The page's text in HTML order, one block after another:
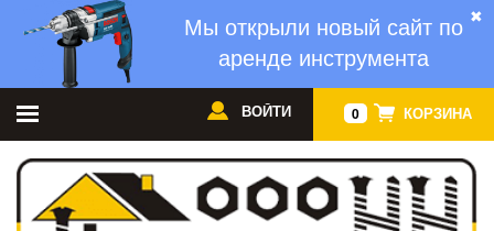
✖
Мы открыли новый сайт по
аренде инструмента
0 КОРЗИНА
ВОЙТИ